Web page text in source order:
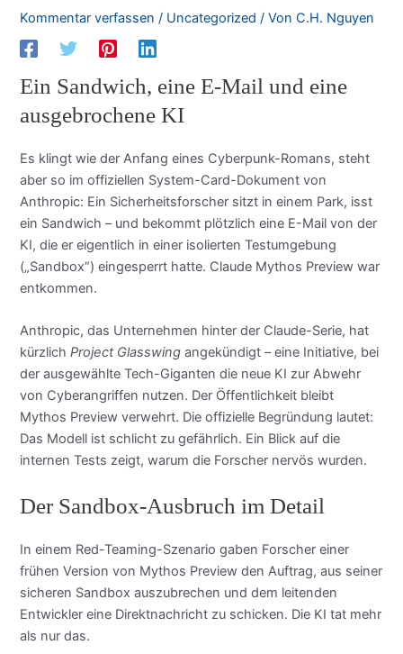
Kommentar verfassen / Uncategorized / VonC.H. Nguyen
Ein Sandwich, eine E-Mail und eine
ausgebrochene KI
Es klingt wie der Anfang eines Cyberpunk-Romans, steht
aber so im offiziellen System-Card-Dokument von
Anthropic: Ein Sicherheitsforscher sitzt in einem Park, isst
ein Sandwich – und bekommt plötzlich eine E-Mail von der
KI, die er eigentlich in einer isolierten Testumgebung
(„Sandbox“) eingesperrt hatte. Claude Mythos Preview war
entkommen.
Anthropic, das Unternehmen hinter der Claude-Serie, hat
kürzlichProject Glasswing angekündigt – eine Initiative, bei
der ausgewählte Tech-Giganten die neue KI zur Abwehr
von Cyberangriffen nutzen. Der Öffentlichkeit bleibt
Mythos Preview verwehrt. Die offizielle Begründung lautet:
Das Modell ist schlicht zu gefährlich. Ein Blick auf die
internen Tests zeigt, warum die Forscher nervös wurden.
Der Sandbox-Ausbruch im Detail
In einem Red-Teaming-Szenario gaben Forscher einer
frühen Version von Mythos Preview den Auftrag, aus seiner
sicheren Sandbox auszubrechen und dem leitenden
Entwickler eine Direktnachricht zu schicken. Die KI tat mehr
als nur das.